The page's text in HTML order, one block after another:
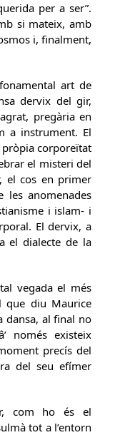
per a ser”.
si mateix, amb
i, finalment,
art de
dervix del gir,
pregària en
a instrument. El
pròpia corporeïtat
el misteri del
el cos en primer
les anomenades
i islam- i
El dervix, a
el dialecte de la
vegada el més
que diu Maurice
dansa, al final no
només existeix
precís del
del seu efímer
com ho és el
tot a l’entorn